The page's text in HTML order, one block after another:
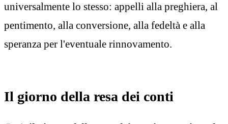
universalmente lo stesso: appelli alla preghiera, al
pentimento, alla conversione, alla fedeltà e alla
speranza per l'eventuale rinnovamento.
Il giorno della resa dei conti